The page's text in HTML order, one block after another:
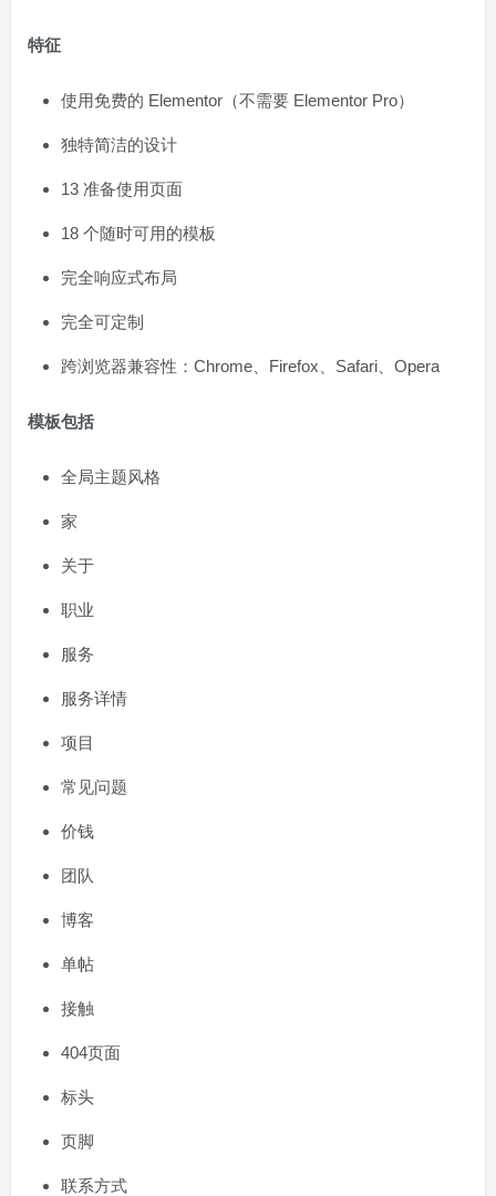
特征
使用免费的 Elementor（不需要 Elementor Pro）
独特简洁的设计
13 准备使用页面
18 个随时可用的模板
完全响应式布局
完全可定制
跨浏览器兼容性：Chrome、Firefox、Safari、Opera
模板包括
全局主题风格
家
关于
职业
服务
服务详情
项目
常见问题
价钱
团队
博客
单帖
接触
404页面
标头
页脚
联系方式